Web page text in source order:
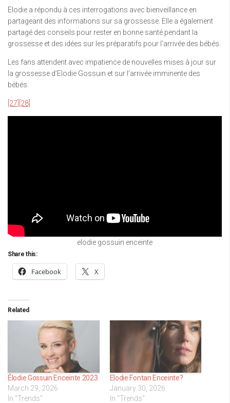
Elodie a répondu à ces interrogations avec bienveillance en
partageant des informations sur sa grossesse. Elle a également
partagé des conseils pour rester en bonne santé pendant la
grossesse et des idées sur les préparatifs pour l’arrivée des bébés.
Les fans attendent avec impatience de nouvelles mises à jour sur
la grossesse d’Elodie Gossuin et sur l’arrivée imminente des
bébés.
[27] [28]
elodie gossuin enceinte
Share this:
Facebook X
Related
Élodie Gossuin Enceinte 2023
March 29, 2026
In "Trends"
Elodie Fontan Enceinte?
January 30, 2026
In "Trends"